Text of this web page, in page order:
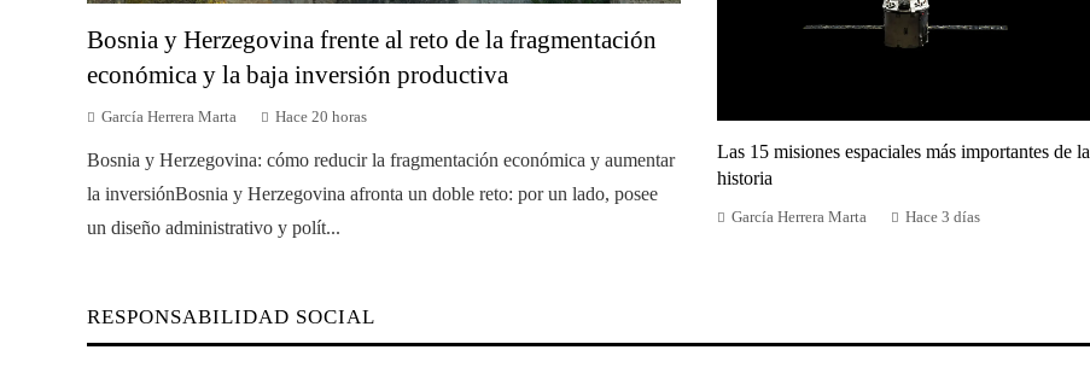
Bosnia y Herzegovina frente al reto de la fragmentación
económica y la baja inversión productiva
García Herrera Marta Hace 20 horas
Bosnia y Herzegovina: cómo reducir la fragmentación económica y aumentar
la inversiónBosnia y Herzegovina afronta un doble reto: por un lado, posee
un diseño administrativo y polít...
Las 15 misiones espaciales más importantes de la
historia
García Herrera Marta Hace 3 días
RESPONSABILIDAD SOCIAL